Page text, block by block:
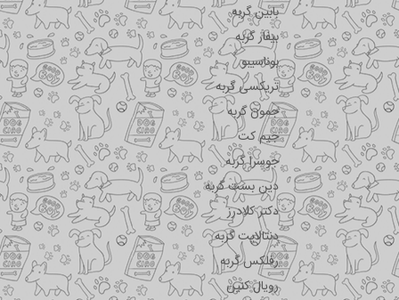
بابین گربه
بیفار گربه
بوناسیبو
تریکسی گربه
جمون گربه
جیم کت
جوسرا گربه
دین بست گربه
دکتر کلادرز
دنتالایت گربه
رفلکس گربه
رویال کنین